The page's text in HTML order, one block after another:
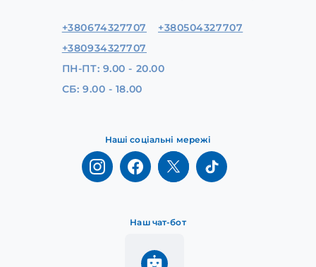
Наш чат-бот
Наші соціальні мережі
+380674327707
+380504327707
+380934327707
ПН-ПТ: 9.00 - 20.00
СБ: 9.00 - 18.00